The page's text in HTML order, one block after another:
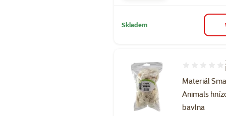
Skladem
Materiál
Animals
bavlna
Hodnocení